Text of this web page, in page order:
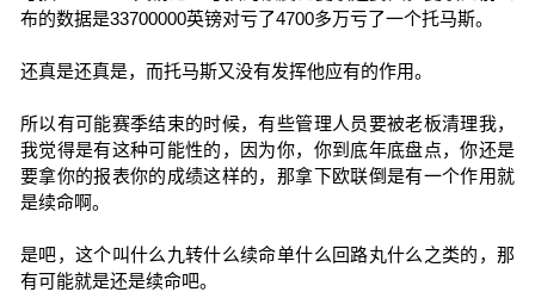
布的数据是33700000英镑对亏了4700多万亏了一个托马斯。
还真是还真是，而托马斯又没有发挥他应有的作用。
所以有可能赛季结束的时候，有些管理人员要被老板清理我，
我觉得是有这种可能性的，因为你，你到底年底盘点，你还是
要拿你的报表你的成绩这样的，那拿下欧联倒是有一个作用就
是续命啊。
是吧，这个叫什么九转什么续命单什么回路丸什么之类的，那
有可能就是还是续命吧。